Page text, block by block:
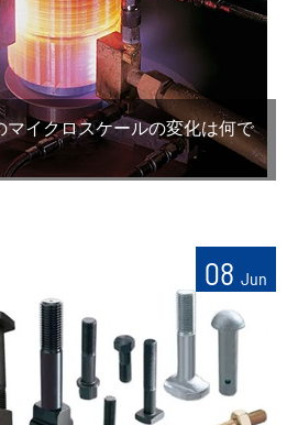
マイクロスケールの変化は何で
08 Jun